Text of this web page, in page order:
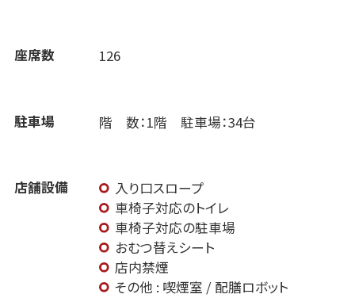
座席数 126
駐車場 階 数：1階 駐車場：34台
店舗設備
入り口スロープ
車椅子対応のトイレ
車椅子対応の駐車場
おむつ替えシート
店内禁煙
その他 : 喫煙室 / 配膳ロボット